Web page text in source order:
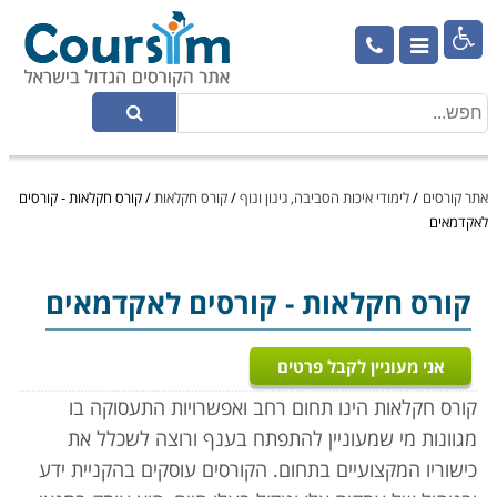

אתר קורסים /לימודי איכות הסביבה, גינון ונוף/קורס חקלאות/קורס חקלאות - קורסים
לאקדמאים
קורס חקלאות- קורסים לאקדמאים
אני מעוניין לקבל פרטים
קורס חקלאות הינו תחום רחב ואפשרויות התעסוקה בו
מגוונות מי שמעוניין להתפתח בענף ורוצה לשכלל את
כישוריו המקצועיים בתחום. הקורסים עוסקים בהקניית ידע